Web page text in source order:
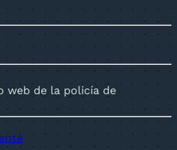
web de la policía de